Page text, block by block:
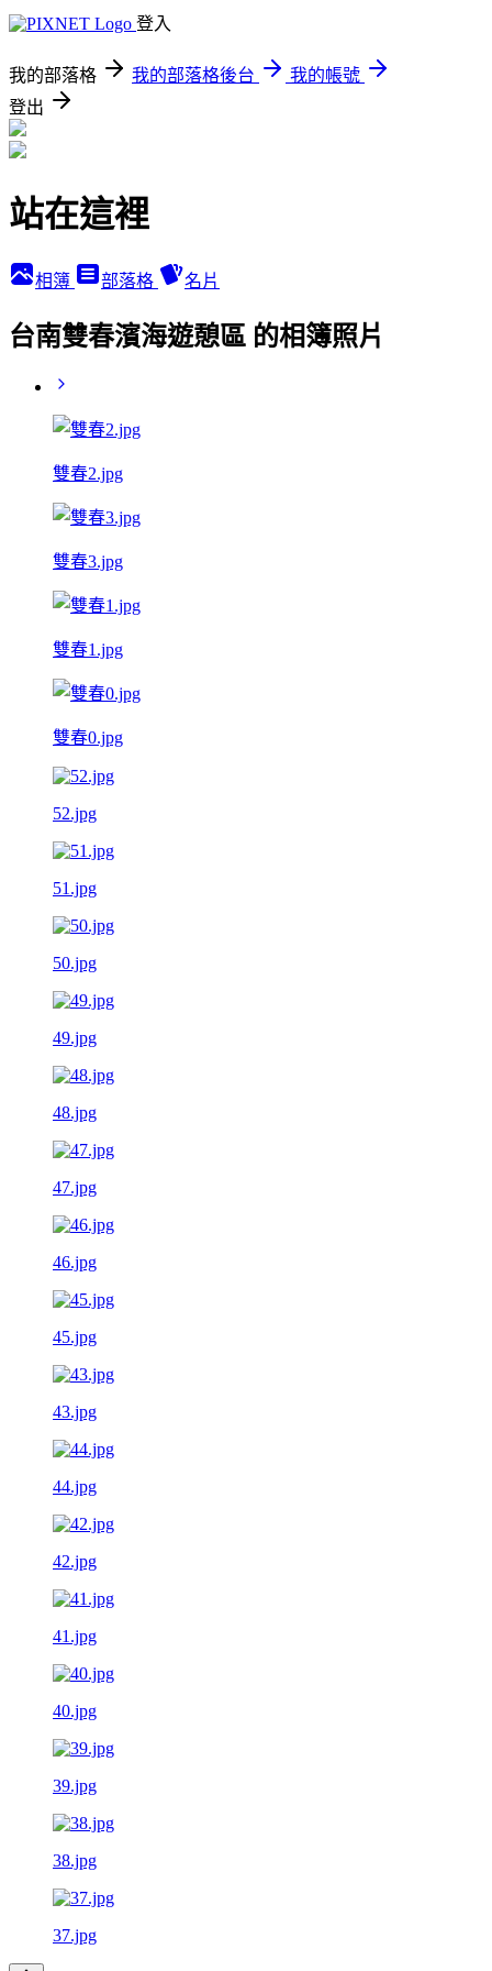
登入
我的部落格 我的部落格後台
我的帳號
登出
站在這裡
相簿 部落格 名片
台南雙春濱海遊憩區 的相簿照片
雙春2.jpg
雙春3.jpg
雙春1.jpg
雙春0.jpg
52.jpg
51.jpg
50.jpg
49.jpg
48.jpg
47.jpg
46.jpg
45.jpg
43.jpg
44.jpg
42.jpg
41.jpg
40.jpg
39.jpg
38.jpg
37.jpg